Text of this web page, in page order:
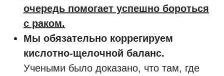
очередь помогает успешно бороться
с раком.
Мы обязательно коррегируем
кислотно-щелочной баланс.
Учеными было доказано, что там, где